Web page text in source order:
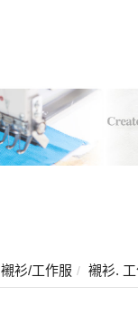
襯衫/工作服 襯衫.